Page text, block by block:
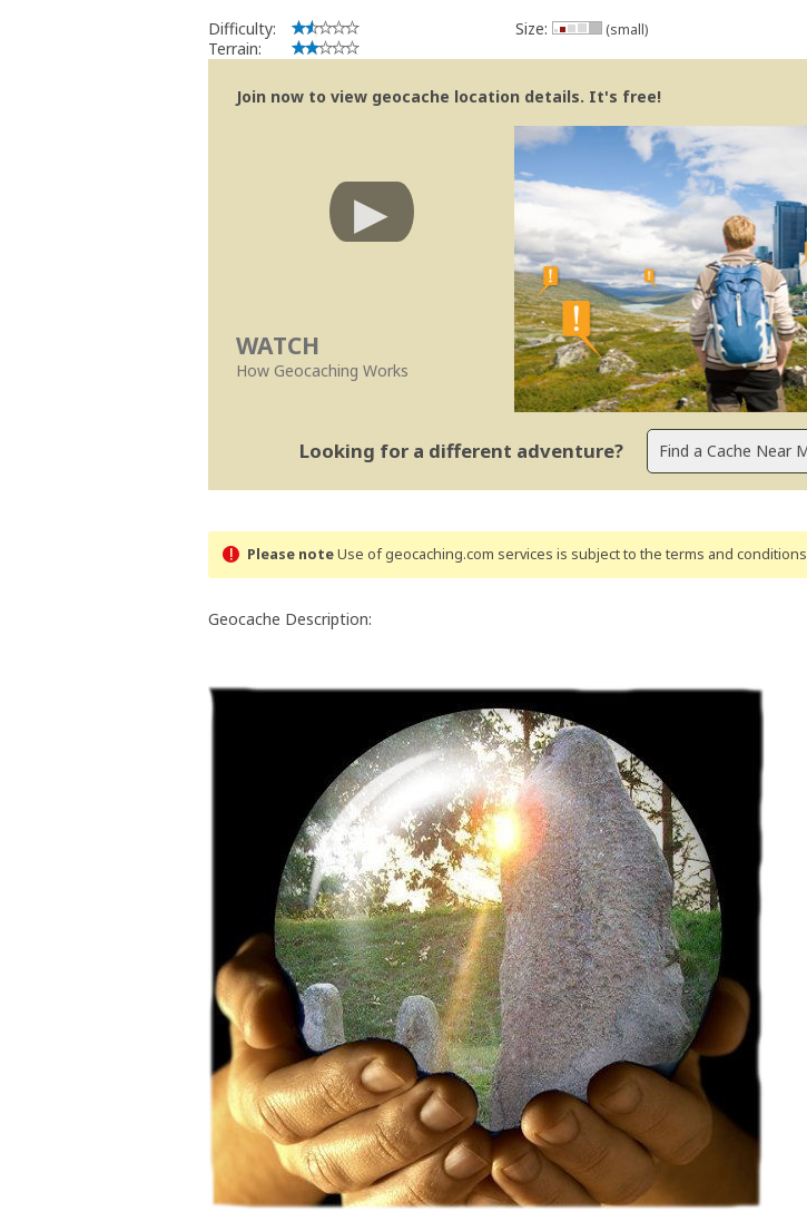
Difficulty:
Terrain:
Size: (small)
Join now to view geocache location details. It's free!
WATCH
How Geocaching Works
Looking for a different adventure?
Please noteUse of geocaching.com services is subject to the terms and conditions
Geocache Description: